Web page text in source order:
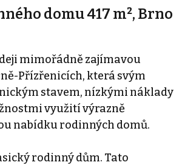
domu 417 m², Brno
mimořádně zajímavou
Přízřenicích, která svým
stavem, nízkými náklady
využití výrazně
nabídku rodinných domů.
rodinný dům. Tato